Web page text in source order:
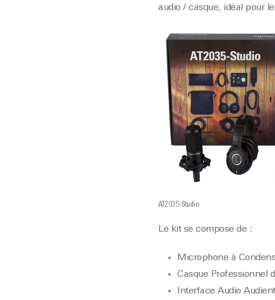
audio / casque, idéal pour
AT2035-Studio
Le kit se compose de :
Microphone à
Casque Professionnel
Interface Audio